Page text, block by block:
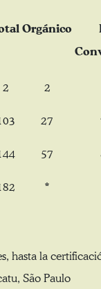
Orgánico
2 2
27
57
*
hasta la
São Paulo